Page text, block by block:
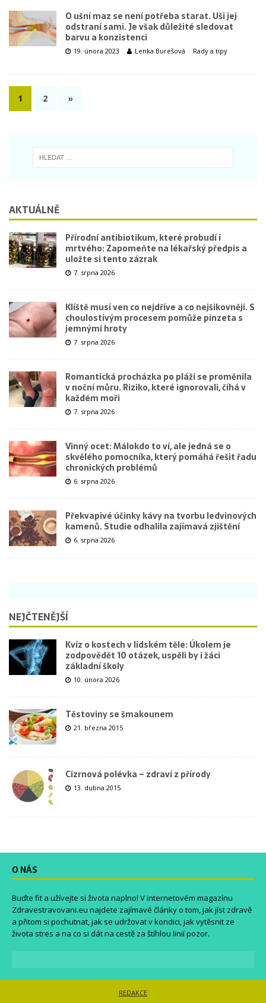
O ušní maz se není potřeba starat. Uši jej
odstraní sami. Je však důležité sledovat
barvu a konzistenci
19. února 2023 Lenka Burešová Rady a tipy
1 2 »
AKTUÁLNĚ
Přírodní antibiotikum, které probudí i
mrtvého: Zapomeňte na lékařský předpis a
uložte si tento zázrak
7. srpna 2026
Klíště musí ven co nejdříve a co nejšikovněji. S
choulostivým procesem pomůže pinzeta s
jemnými hroty
7. srpna 2026
Romantická procházka po pláži se proměnila
v noční můru. Riziko, které ignorovali, číhá v
každém moři
7. srpna 2026
Vinný ocet: Málokdo to ví, ale jedná se o
skvělého pomocníka, který pomáhá řešit řadu
chronických problémů
6. srpna 2026
Překvapivé účinky kávy na tvorbu ledvinových
kamenů. Studie odhalila zajímavá zjištění
6. srpna 2026
NEJČTENĚJŠÍ
Kvíz o kostech v lidském těle: Úkolem je
zodpovědět 10 otázek, uspěli by i žáci
základní školy
10. února 2026
Těstoviny se šmakounem
21. března 2015
Cizrnová polévka – zdraví z přírody
13. dubna 2015
O NÁS
Buďte fit a užívejte si života naplno! V internetovém magazínu
Zdravestravovani.eu najdete zajímavé články o tom, jak jíst zdravě
a přitom si pochutnat, jak se udržovat v kondici, jak vytěsnit ze
života stres a na co si dát na cestě za štíhlou linií pozor.
REDAKCE